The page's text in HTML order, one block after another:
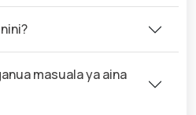
masuala ya aina